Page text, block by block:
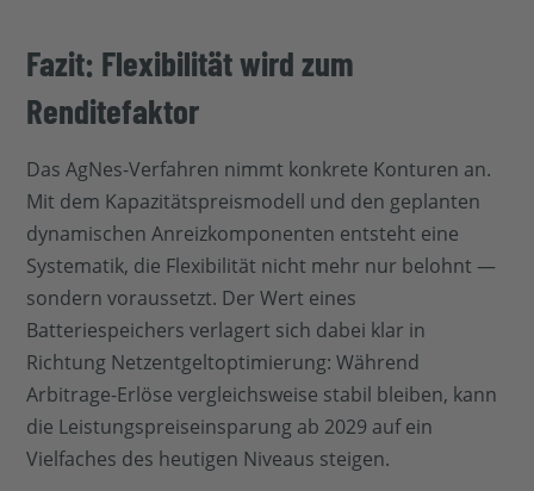
Fazit: Flexibilität wird zum
Renditefaktor
Das AgNes-Verfahren nimmt konkrete Konturen an.
Mit dem Kapazitätspreismodell und den geplanten
dynamischen Anreizkomponenten entsteht eine
Systematik, die Flexibilität nicht mehr nur belohnt —
sondern voraussetzt. Der Wert eines
Batteriespeichers verlagert sich dabei klar in
Richtung Netzentgeltoptimierung: Während
Arbitrage-Erlöse vergleichsweise stabil bleiben, kann
die Leistungspreiseinsparung ab 2029 auf ein
Vielfaches des heutigen Niveaus steigen.